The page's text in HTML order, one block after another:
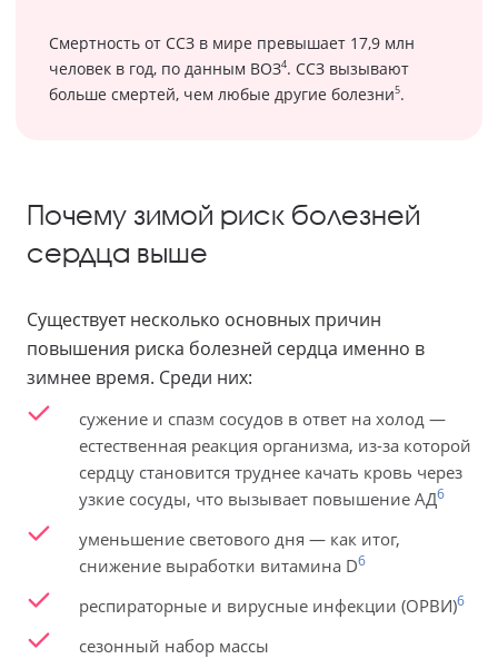
Смертность от ССЗ в мире превышает 17,9 млн
человек в год, по данным ВОЗ4. ССЗ вызывают
больше смертей, чем любые другие болезни5.
Почему зимой риск болезней
сердца выше
Существует несколько основных причин
повышения риска болезней сердца именно в
зимнее время. Среди них:
сужение и спазм сосудов в ответ на холод —
естественная реакция организма, из-за которой
сердцу становится труднее качать кровь через
узкие сосуды, что вызывает повышение АД6
уменьшение светового дня — как итог,
снижение выработки витамина D6
респираторные и вирусные инфекции (ОРВИ)6
сезонный набор массы